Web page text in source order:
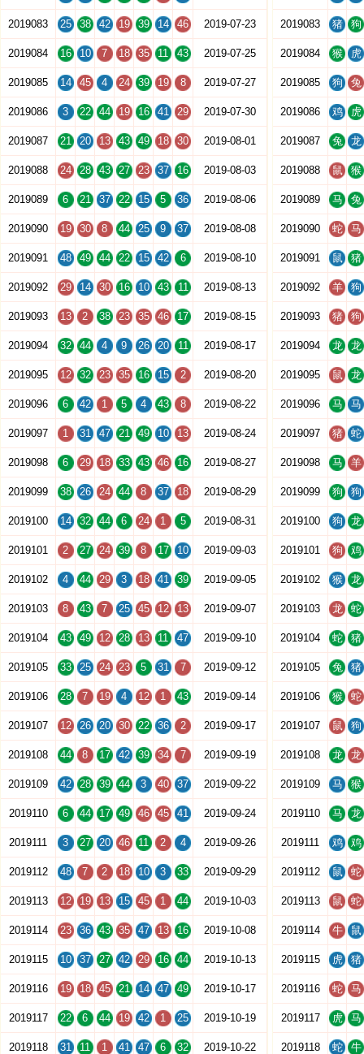
2019083 25 38 42 19 39 14 46 2019-07-23
2019084 16 10 7 18 35 11 43 2019-07-25
2019085 14 45 4 24 39 19 8 2019-07-27
2019086 3 22 44 19 16 41 29 2019-07-30
2019087 21 20 13 43 49 18 30 2019-08-01
2019088 24 28 43 27 23 37 16 2019-08-03
2019089 6 21 37 22 15 5 36 2019-08-06
2019090 19 30 8 44 25 9 37 2019-08-08
2019091 48 49 44 22 15 42 6 2019-08-10
2019092 29 14 30 16 10 43 11 2019-08-13
2019093 13 2 38 23 35 46 17 2019-08-15
2019094 32 44 4 9 26 20 11 2019-08-17
2019095 12 32 23 35 16 15 2 2019-08-20
2019096 6 42 1 5 4 43 8 2019-08-22
2019097 1 31 47 21 49 10 13 2019-08-24
2019098 6 29 18 33 43 46 16 2019-08-27
2019099 38 26 24 44 8 37 18 2019-08-29
2019100 14 32 44 6 24 1 5 2019-08-31
2019101 2 27 24 39 8 17 10 2019-09-03
2019102 4 44 29 3 18 41 39 2019-09-05
2019103 8 43 7 25 45 12 13 2019-09-07
2019104 43 49 12 28 13 11 47 2019-09-10
2019105 33 25 24 23 5 31 7 2019-09-12
2019106 28 7 19 4 12 1 43 2019-09-14
2019107 12 26 20 30 22 36 2 2019-09-17
2019108 44 8 17 42 39 34 7 2019-09-19
2019109 42 28 39 44 3 40 37 2019-09-22
2019110 6 44 17 49 46 45 41 2019-09-24
2019111 3 27 20 46 11 2 4 2019-09-26
2019112 48 7 2 18 10 3 33 2019-09-29
2019113 12 19 13 15 45 1 44 2019-10-03
2019114 23 36 43 35 47 13 16 2019-10-08
2019115 10 37 27 42 29 16 44 2019-10-13
2019116 19 18 45 21 14 47 49 2019-10-17
2019117 22 6 44 19 42 1 25 2019-10-19
2019118 31 11 1 41 47 6 32 2019-10-22
2019083 猪 狗
2019084 猴 虎
2019085 狗 兔
2019086 鸡 虎
2019087 兔 龙
2019088 鼠 猴
2019089 马 兔
2019090 蛇 马
2019091 鼠 猪
2019092 羊 狗
2019093 猪 狗
2019094 龙 龙
2019095 鼠 龙
2019096 马 马
2019097 猪 蛇
2019098 马 羊
2019099 狗 狗
2019100 狗 龙
2019101 狗 鸡
2019102 猴 龙
2019103 龙 蛇
2019104 蛇 猪
2019105 兔 猪
2019106 猴 蛇
2019107 鼠 狗
2019108 龙 龙
2019109 马 猴
2019110 马 龙
2019111 鸡 鸡
2019112 鼠 蛇
2019113 鼠 蛇
2019114 牛 鼠
2019115 虎 猪
2019116 蛇 马
2019117 虎 马
2019118 蛇 牛